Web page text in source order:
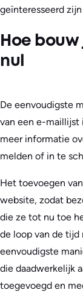
geïnteresseerd
Hoe
nul
De eenvoudigste
van een e-maillijst
meer informatie
melden of in te
Het toevoegen
website, zodat
die ze tot nu toe
de loop van de tijd
eenvoudigste
die daadwerkelijk
toegevoegd en